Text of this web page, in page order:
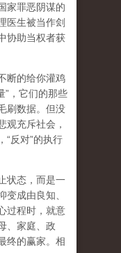
家罪恶阴谋的
医生被当作刽
协助当权者获
断的给你灌鸡
” ，它们的那些
刷数据。但没
观充斥社会，
“反对”的执行
状态，而是一
变成由良知、
过程时，就意
、家庭、政
终的赢家。相